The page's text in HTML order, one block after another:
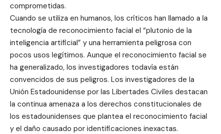
comprometidas.
Cuando se utiliza en humanos, los críticos han llamado a la
tecnología de reconocimiento facial el “plutonio de la
inteligencia artificial” y una herramienta peligrosa con
pocos usos legítimos. Aunque el reconocimiento facial se
ha generalizado, los investigadores todavía están
convencidos de sus peligros. Los investigadores de la
Unión Estadounidense por las Libertades Civiles destacan
la continua amenaza a los derechos constitucionales de
los estadounidenses que plantea el reconocimiento facial
y el daño causado por identificaciones inexactas.